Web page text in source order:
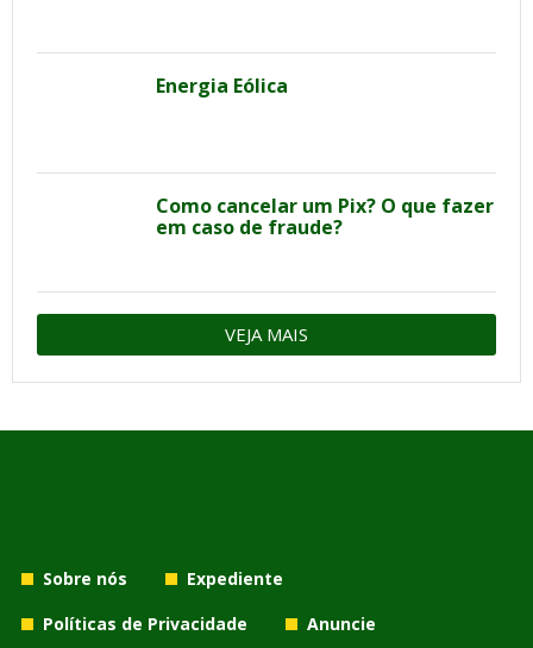
Energia Eólica
Como cancelar um Pix? O que fazer
em caso de fraude?
VEJA MAIS
Sobre nós
Expediente
Políticas de Privacidade
Anuncie